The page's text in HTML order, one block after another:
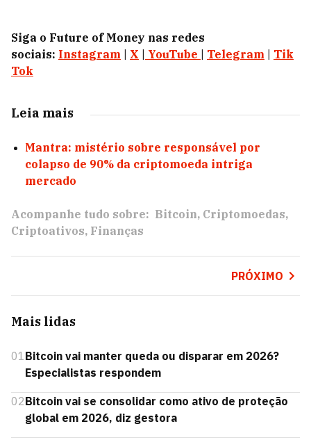
Siga o Future of Money nas redes
sociais: Instagram X YouTube Telegram
Tik
Tok
Leia mais
Mantra: mistério sobre responsável por
colapso de 90% da criptomoeda intriga
mercado
Acompanhe tudo sobre: Bitcoin Criptomoedas
Criptoativos Finanças
PRÓXIMO
Mais lidas
01Bitcoin vai manter queda ou disparar em 2026?
Especialistas respondem
02Bitcoin vai se consolidar como ativo de proteção
global em 2026, diz gestora